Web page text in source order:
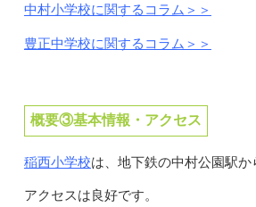
中村小学校に関するコラム＞＞
豊正中学校に関するコラム＞＞
概要③基本情報・アクセス
稲西小学校は、地下鉄の中村公園駅か
アクセスは良好です。